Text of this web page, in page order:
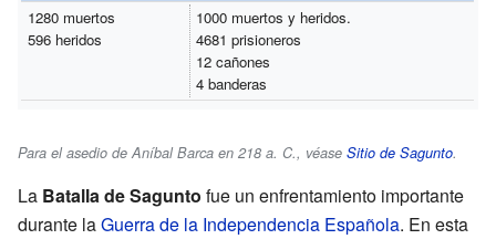
1280 muertos
596 heridos
1000 muertos y heridos.
4681 prisioneros
12 cañones
4 banderas
Para el asedio de Aníbal Barca en 218 a. C., véase Sitio de Sagunto.
La Batalla de Sagunto fue un enfrentamiento importante
durante laGuerra de la Independencia Española. En esta